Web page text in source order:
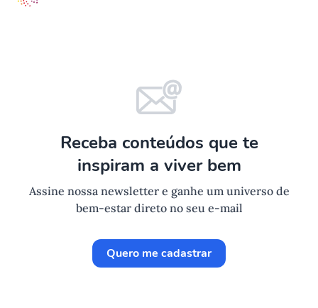
Receba conteúdos que te
inspiram a viver bem
Assine nossa newsletter e ganhe um universo de
bem-estar direto no seu e-mail
Quero me cadastrar